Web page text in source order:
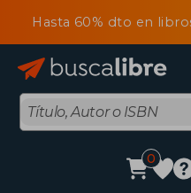
Hasta 60% dto en
0